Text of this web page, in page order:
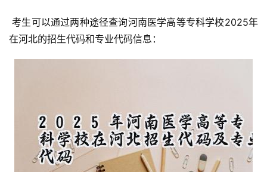
考生可以通过两种途径查询河南医学高等专科学校2025年
在河北的招生代码和专业代码信息：